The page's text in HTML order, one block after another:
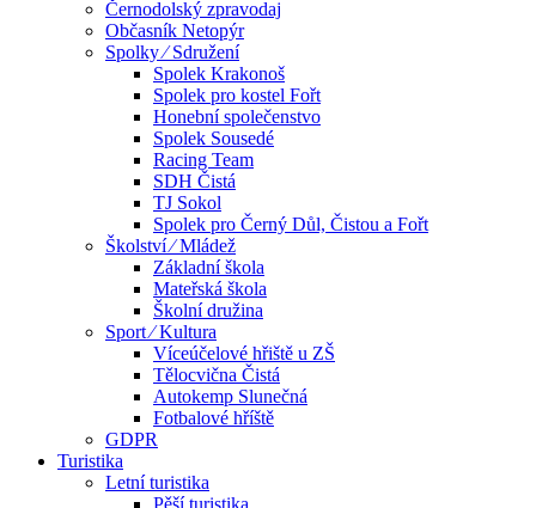
Černodolský zpravodaj
Občasník Netopýr
Spolky ⁄ Sdružení
Spolek Krakonoš
Spolek pro kostel Fořt
Honební společenstvo
Spolek Sousedé
Racing Team
SDH Čistá
TJ Sokol
Spolek pro Černý Důl, Čistou a Fořt
Školství ⁄ Mládež
Základní škola
Mateřská škola
Školní družina
Sport ⁄ Kultura
Víceúčelové hřiště u ZŠ
Tělocvična Čistá
Autokemp Slunečná
Fotbalové hříště
GDPR
Turistika
Letní turistika
Pěší turistika